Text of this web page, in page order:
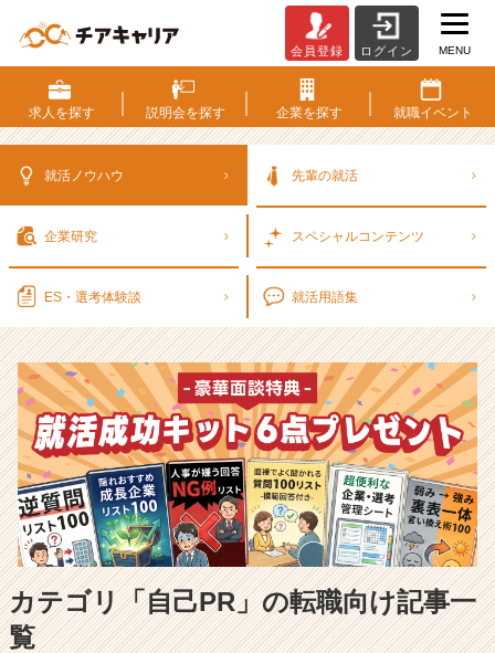
考
対
策・
ウ
ベ
ン
チ
ャ
ー・
成
長
企
業
か
ら
ス
会員登録 ログイン MENU
求人を探す 説明会を探す 企業を探す 就職イベント
就活ノウハウ 先輩の就活
企業研究 スペシャルコンテンツ
ES・選考体験談 就活用語集
カテゴリ「自己PR」の転職向け記事一
覧